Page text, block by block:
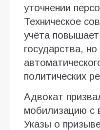
уточнении
Техническое
учёта повышает
государства,
политических
Адвокат
мобилизацию с
Указы о